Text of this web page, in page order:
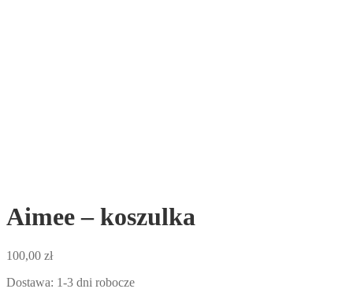
Aimee – koszulka
100,00 zł
Dostawa: 1-3 dni robocze